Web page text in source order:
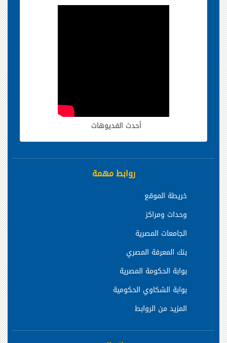
أحدث الفديوهات
روابط مهمة
خريطة الموقع
وحدات ومراكز
الجامعات المصرية
بنك المعرفة المصري
بوابة الحكومة المصرية
بوابة الشكاوي الحكومية
المزيد من الروابط